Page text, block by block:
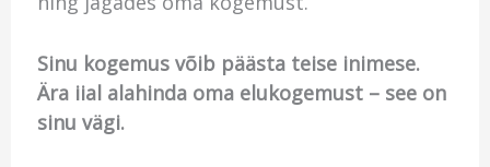
Sinu kogemus võib päästa teise inimese.
Ära iial alahinda oma elukogemust – see on
sinu vägi.